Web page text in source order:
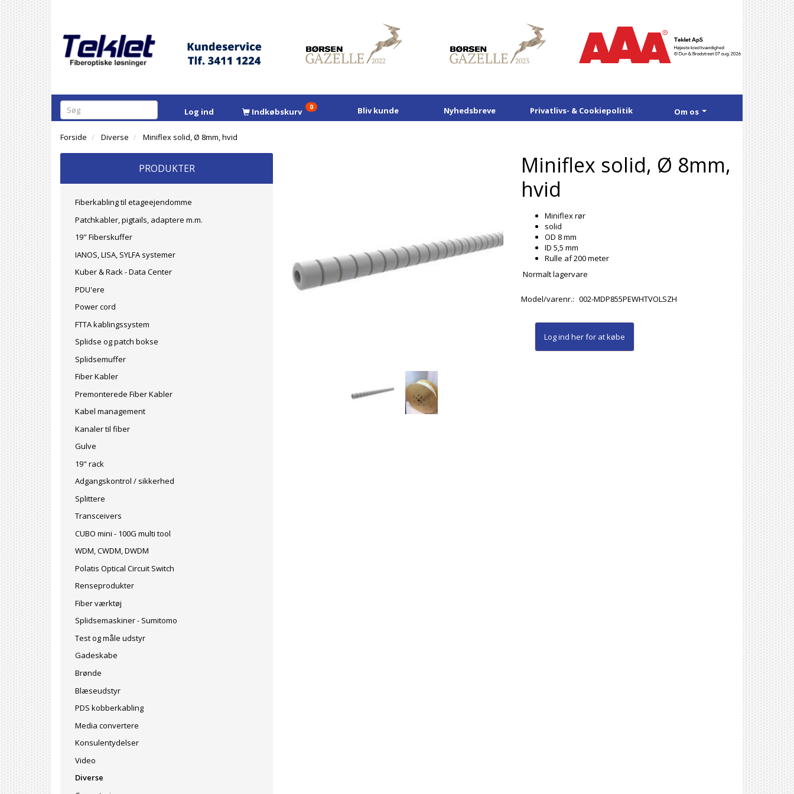
Log ind Indkøbskurv 0 Bliv kunde Nyhedsbreve Privatlivs- & Cookiepolitik Om os
Forside Diverse Miniflex solid, Ø 8mm, hvid
PRODUKTER
Fiberkabling til etageejendomme
Patchkabler, pigtails, adaptere m.m.
19" Fiberskuffer
IANOS, LISA, SYLFA systemer
Kuber & Rack - Data Center
PDU'ere
Power cord
FTTA kablingssystem
Splidse og patch bokse
Splidsemuffer
Fiber Kabler
Premonterede Fiber Kabler
Kabel management
Kanaler til fiber
Gulve
19" rack
Adgangskontrol / sikkerhed
Splittere
Transceivers
CUBO mini - 100G multi tool
WDM, CWDM, DWDM
Polatis Optical Circuit Switch
Renseprodukter
Fiber værktøj
Splidsemaskiner - Sumitomo
Test og måle udstyr
Gadeskabe
Brønde
Blæseudstyr
PDS kobberkabling
Media convertere
Konsulentydelser
Video
Diverse
Miniflex solid, Ø 8mm,
hvid
Miniflex rør
solid
OD 8 mm
ID 5,5 mm
Rulle af 200 meter
Normalt lagervare
Model/varenr.: 002-MDP855PEWHTVOLSZH
Log ind herfor at købe